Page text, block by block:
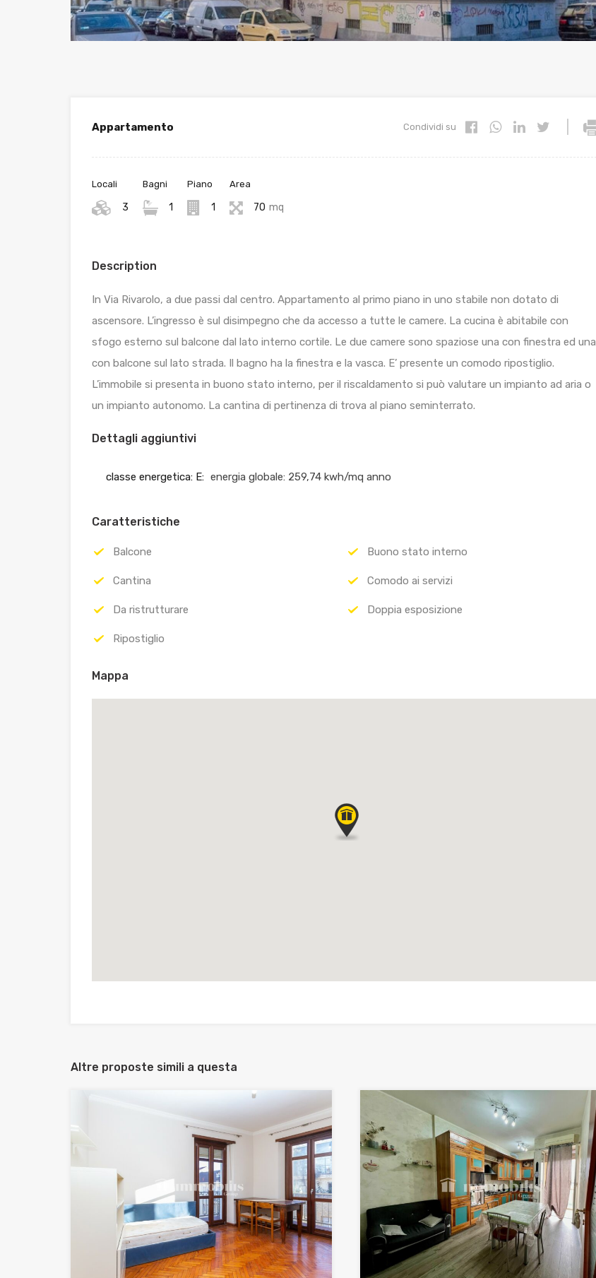
Appartamento Condividi su
Locali
3
Bagni
1
Piano
1
Area
70 mq
Description
In Via Rivarolo, a due passi dal centro. Appartamento al primo piano in uno stabile non dotato di
ascensore. L’ingresso è sul disimpegno che da accesso a tutte le camere. La cucina è abitabile con
sfogo esterno sul balcone dal lato interno cortile. Le due camere sono spaziose una con finestra ed una
con balcone sul lato strada. Il bagno ha la finestra e la vasca. E’ presente un comodo ripostiglio.
L’immobile si presenta in buono stato interno, per il riscaldamento si può valutare un impianto ad aria o
un impianto autonomo. La cantina di pertinenza di trova al piano seminterrato.
Dettagli aggiuntivi
classe energetica: E: energia globale: 259,74 kwh/mq anno
Caratteristiche
Balcone Buono stato interno
Cantina Comodo ai servizi
Da ristrutturare Doppia esposizione
Ripostiglio
Mappa
Altre proposte simili a questa